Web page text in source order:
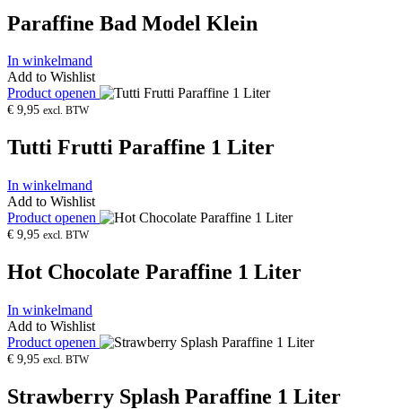
Paraffine Bad Model Klein
In winkelmand
Add to Wishlist
Product openen
€ 9,95 excl. BTW
Tutti Frutti Paraffine 1 Liter
In winkelmand
Add to Wishlist
Product openen
€ 9,95 excl. BTW
Hot Chocolate Paraffine 1 Liter
In winkelmand
Add to Wishlist
Product openen
€ 9,95 excl. BTW
Strawberry Splash Paraffine 1 Liter